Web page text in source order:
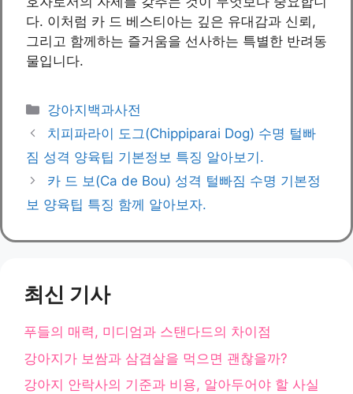
다. 이처럼 카 드 베스티아는 깊은 유대감과 신뢰,
그리고 함께하는 즐거움을 선사하는 특별한 반려동
물입니다.
카
테
리
강아지백과사전
치피파라이 도그(Chippiparai Dog) 수명 털빠
짐 성격 양육팁 기본정보 특징 알아보기.
카 드 보(Ca de Bou) 성격 털빠짐 수명 기본정
보 양육팁 특징 함께 알아보자.
최신 기사
푸들의 매력, 미디엄과 스탠다드의 차이점
강아지가 보쌈과 삼겹살을 먹으면 괜찮을까?
강아지 안락사의 기준과 비용, 알아두어야 할 사실